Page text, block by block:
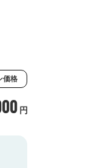
価格
円